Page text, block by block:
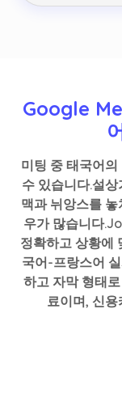
Google
미팅 중 태국어
수 있습니다.설
맥과 뉘앙스를
우가 많습니다
정확하고 상황에
국어-프랑스어
하고 자막 형태
료이며, 신